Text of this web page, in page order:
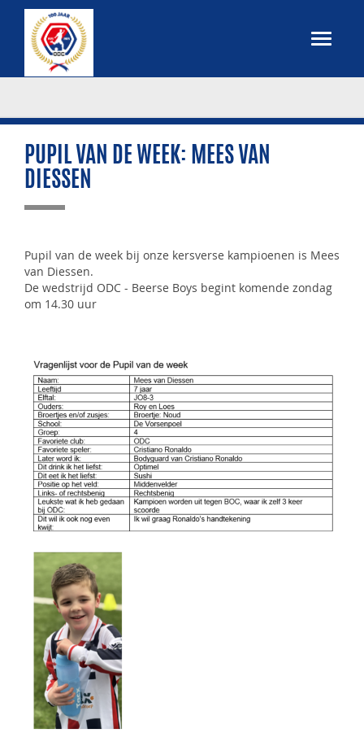
PUPIL VAN DE WEEK: MEES VAN
DIESSEN
Pupil van de week bij onze kersverse kampioenen is Mees
van Diessen.
De wedstrijd ODC - Beerse Boys begint komende zondag
om 14.30 uur